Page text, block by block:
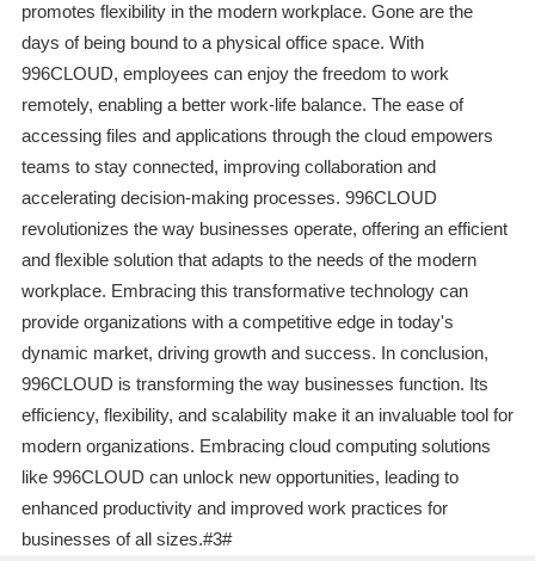
promotes flexibility in the modern workplace. Gone are the
days of being bound to a physical office space. With
996CLOUD, employees can enjoy the freedom to work
remotely, enabling a better work-life balance. The ease of
accessing files and applications through the cloud empowers
teams to stay connected, improving collaboration and
accelerating decision-making processes. 996CLOUD
revolutionizes the way businesses operate, offering an efficient
and flexible solution that adapts to the needs of the modern
workplace. Embracing this transformative technology can
provide organizations with a competitive edge in today's
dynamic market, driving growth and success. In conclusion,
996CLOUD is transforming the way businesses function. Its
efficiency, flexibility, and scalability make it an invaluable tool for
modern organizations. Embracing cloud computing solutions
like 996CLOUD can unlock new opportunities, leading to
enhanced productivity and improved work practices for
businesses of all sizes.#3#